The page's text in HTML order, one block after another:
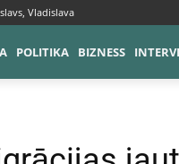
Vladislava
POLITIKA BIZNESS